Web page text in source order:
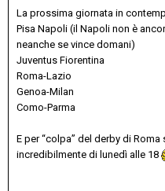
La prossima giornata in
Pisa Napoli (il Napoli non è
neanche se vince domani)
Juventus Fiorentina
Roma-Lazio
Genoa-Milan
Como-Parma
E per “colpa” del derby di
incredibilmente di lunedì alle 18